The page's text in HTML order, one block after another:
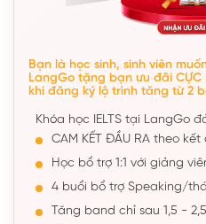
Bạn là học sinh, sinh viên
LangGo tặng bạn ưu đãi CỰC
khi đăng ký lộ trình tăng từ 2
Khóa học IELTS tại LangGo
CAM KẾT ĐẦU RA theo
Học bổ trợ 1:1 với giảng
4 buổi bổ trợ Speaking/
Tăng band chỉ sau 1,5 -